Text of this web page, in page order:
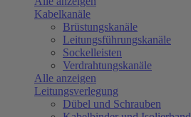
Kabelkanäle
Brüstungskanäle
Leitungsführungskanäle
Sockelleisten
Verdrahtungskanäle
Alle anzeigen
Leitungsverlegung
Dübel und Schrauben